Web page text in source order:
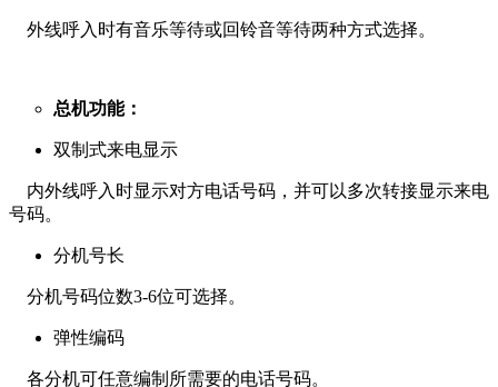
外线呼入时有音乐等待或回铃音等待两种方式选择。
总机功能：
双制式来电显示
内外线呼入时显示对方电话号码，并可以多次转接显示来电
号码。
分机号长
分机号码位数3-6位可选择。
弹性编码
各分机可任意编制所需要的电话号码。